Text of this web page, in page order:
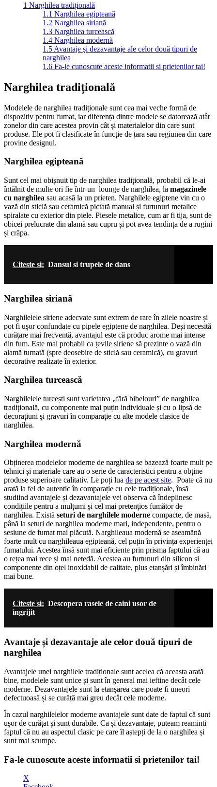
1 Narghilea tradițională
1.1 Narghilea egipteană
1.2 Narghilea siriană
1.3 Narghilea turcească
1.4 Narghilea modernă
1.5 Avantaje și dezavantaje ale celor două tipuri de
narghilea
1.6 Fa-le cunoscute aceste informatii si prietenilor tai!
Narghilea tradițională
Modelele de narghilea tradiționale sunt cea mai veche formă de
dispozitiv pentru fumat, iar diferența dintre modele se datorează atât
zonelor din care acestea provin cât și materialelor din care sunt
produse. Ele pot fi clasificate în funcție de țara sau regiunea din care
provine designul.
Narghilea egipteană
Sunt cel mai obișnuit tip de narghilea tradițională, probabil că le-ai
întâlnit de multe ori fie într-un lounge de narghilea, la magazinele
cu narghilea sau acasă la un prieten. Narghilele egiptene vin cu o
vază din sticlă sau ceramică pictată manual și furtunuri metalice
spiralate cu exterior din piele. Piesele metalice, cum ar fi tija, sunt de
obicei prelucrate din alamă sau cupru și pot avea tendința de a rugini
și crăpa.
Citeste si: Dansul si trupele de dans
Narghilea siriană
Narghilelele siriene adecvate sunt extrem de rare în zilele noastre și
pot fi ușor confundate cu pipele egiptene de narghilea. Deși necesită
curățare mai frecventă, avantajul este că produc arome mai intense
din fum. Este mai probabil ca țevile siriene să prezinte o vază din
alamă turnată (spre deosebire de sticlă sau ceramică), cu gravuri
decorative realizate în exterior.
Narghilea turcească
Narghilelele turcești sunt varietatea „fără bibelouri” de narghilea
tradițională, cu componente mai puțin individuale și cu o lipsă de
decorațiuni și gravuri în comparație cu alte modele clasice de
narghilea.
Narghilea modernă
Obținerea modelelor moderne de narghilea se bazează foarte mult pe
tehnici și materiale care au o serie de caracteristici pentru a obține
produse superioare calitativ. Le poți lua de pe acest site. Poate că nu
arată la fel de autentic în comparație cu cele tradiționale, însă
studiind avantajele și dezavantajele vei observa că îndeplinesc
condițiile pentru a mulțumi și cel mai pretențios fumător de
narghilea. Există seturi de narghilele moderne compacte, de masă,
până la seturi de narghilea moderne mari, independente, pentru o
sesiune de fumat mai plăcută. Narghileaua modernă se aseamănă
foarte mult cu narghileaua egipteană, cel puțin în privința experienței
fumatului. Acestea însă sunt mai eficiente prin prisma faptului că au
o rețea mai rece și mai netedă. Acestea au furtunuri din silicon și
componente din oțel inoxidabil de calitate, plus etanșări și îmbinări
mai bune.
Citeste si: Descopera rasele de caini usor de
ingrijit
Avantaje și dezavantaje ale celor două tipuri de
narghilea
Avantajele unei narghilele tradiționale sunt acelea că aceasta arată
bine, modelele sunt unice și sunt în general mai ieftine decât cele
moderne. Dezavantajele sunt la etanșarea care poate fi uneori
defectuoasă și se curăță mai greu decât cele moderne.
În cazul narghilelelor moderne avantajele sunt date de faptul că sunt
ușor de curățat și sunt durabile. Ca și dezavantaje, puteam reaminti
faptul că nu au aspectul clasic pe care îl aștepți de la o narghilea și
sunt mai scumpe.
Fa-le cunoscute aceste informatii si prietenilor tai!
X